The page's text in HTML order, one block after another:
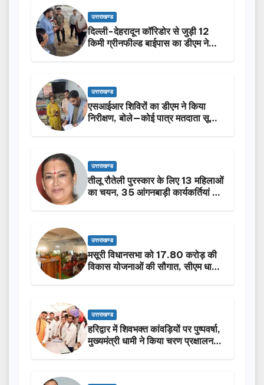
उत्तराखण्ड
दिल्ली-देहरादून कॉरिडोर से जुड़ी 12
किमी ग्रीनफील्ड बाईपास का डीएम ने
उत्तराखण्ड
एसआईआर शिविरों का डीएम ने किया
निरीक्षण, बोले—कोई पात्र मतदाता सूची
उत्तराखण्ड
तीलू रौतेली पुरस्कार के लिए 13 महिलाओं
का चयन, 35 आंगनबाड़ी कार्यकर्तियां भी
उत्तराखण्ड
मसूरी विधानसभा को 17.80 करोड़ की
विकास योजनाओं की सौगात, सीएम धामी
उत्तराखण्ड
हरिद्वार में शिवभक्त कांवड़ियों पर पुष्पवर्षा,
मुख्यमंत्री धामी ने किया चरण प्रक्षालन…